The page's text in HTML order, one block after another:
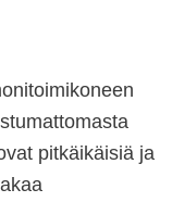
pitkäikäisiä ja